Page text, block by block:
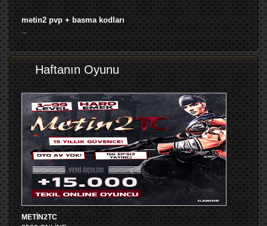
metin2 pvp + basma kodları
...
Haftanın Oyunu
METİN2TC